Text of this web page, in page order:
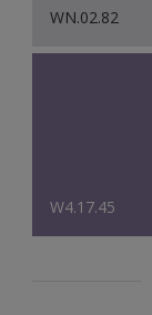
WN.02.82
W4.17.45